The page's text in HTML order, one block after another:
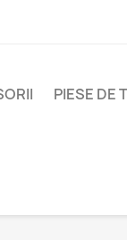
PIESE DE